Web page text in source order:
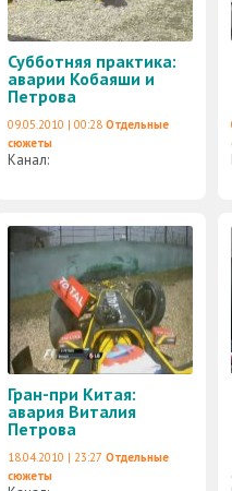
Субботняя практика:
аварии Кобаяши и
Петрова
09.05.2010 | 00:28 Отдельные
сюжеты
Канал:
Гран-при Китая:
авария Виталия
Петрова
18.04.2010 | 23:27 Отдельные
сюжеты